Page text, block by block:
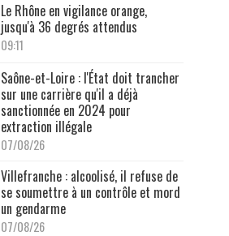
Le Rhône en vigilance orange,
jusqu'à 36 degrés attendus
09:11
Saône-et-Loire : l'État doit trancher
sur une carrière qu'il a déjà
sanctionnée en 2024 pour
extraction illégale
07/08/26
Villefranche : alcoolisé, il refuse de
se soumettre à un contrôle et mord
un gendarme
07/08/26